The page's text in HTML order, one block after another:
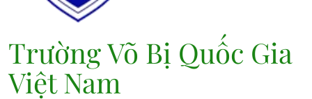
Trường Võ Bị Quốc Gia
Việt Nam